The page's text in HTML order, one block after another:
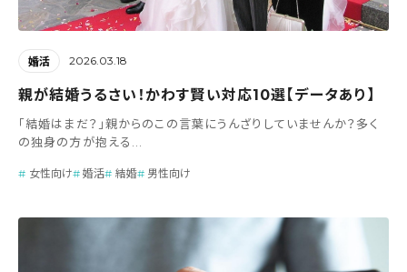
婚活 2026.03.18
親が結婚うるさい！かわす賢い対応10選【データあり】
「結婚はまだ？」親からのこの言葉にうんざりしていませんか？多く
の独身の方が抱える...
女性向け 婚活 結婚 男性向け